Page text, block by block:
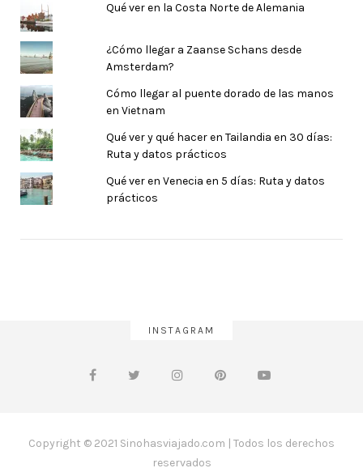
Qué ver en la Costa Norte de Alemania
¿Cómo llegar a Zaanse Schans desde
Amsterdam?
Cómo llegar al puente dorado de las manos
en Vietnam
Qué ver y qué hacer en Tailandia en 30 días:
Ruta y datos prácticos
Qué ver en Venecia en 5 días: Ruta y datos
prácticos
INSTAGRAM
Copyright © 2021 Sinohasviajado.com | Todos los derechos
reservados